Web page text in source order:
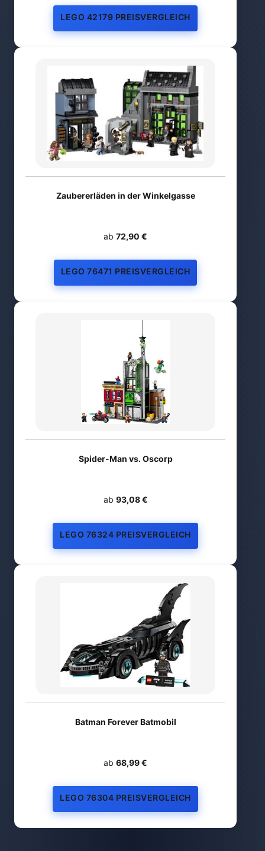
LEGO 42179 PREISVERGLEICH
Zaubererläden in der Winkelgasse
ab 72,90 €
LEGO 76471 PREISVERGLEICH
Spider-Man vs. Oscorp
ab 93,08 €
LEGO 76324 PREISVERGLEICH
Batman Forever Batmobil
ab 68,99 €
LEGO 76304 PREISVERGLEICH